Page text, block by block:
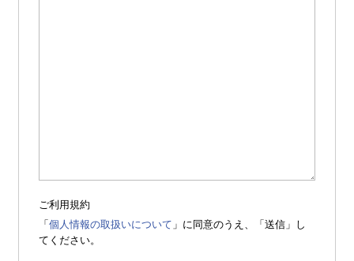
ご利用規約
「個人情報の取扱いについて 」に同意のうえ、「送信」し
てください。